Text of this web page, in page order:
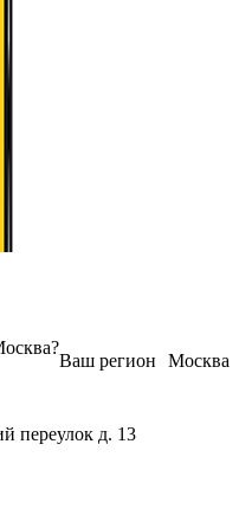
Москва
Ваш регион
?
переулок д. 13